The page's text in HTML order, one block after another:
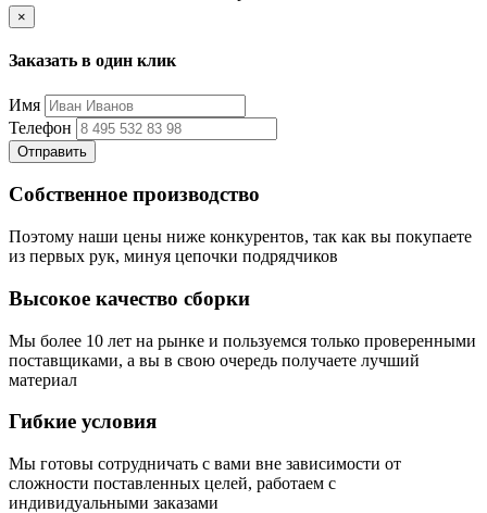
×
Заказать в один клик
Имя
Телефон
Отправить
Собственное производство
Поэтому наши цены ниже конкурентов, так как вы покупаете
из первых рук, минуя цепочки подрядчиков
Высокое качество сборки
Мы более 10 лет на рынке и пользуемся только проверенными
поставщиками, а вы в свою очередь получаете лучший
материал
Гибкие условия
Мы готовы сотрудничать с вами вне зависимости от
сложности поставленных целей, работаем с
индивидуальными заказами